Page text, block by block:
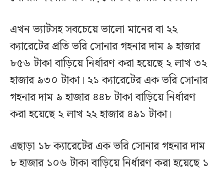
এখন ভ্যাটসহ সবচেয়ে ভালো মানের বা ২২
ক্যারেটের প্রতি ভরি সোনার গহনার দাম ৯ হাজার
৮৫৬ টাকা বাড়িয়ে নির্ধারণ করা হয়েছে ২ লাখ ৩২
হাজার ৯৩০ টাকা। ২১ ক্যারেটের এক ভরি সোনার
গহনার দাম ৯ হাজার ৪৪৮ টাকা বাড়িয়ে নির্ধারণ
করা হয়েছে ২ লাখ ২২ হাজার ৪৯১ টাকা।
এছাড়া ১৮ ক্যারেটের এক ভরি সোনার গহনার দাম
৮ হাজার ১০৬ টাকা বাড়িয়ে নির্ধারণ করা হয়েছে ১